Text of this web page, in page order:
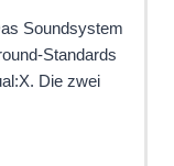
Soundsystem
Standards
Die zwei